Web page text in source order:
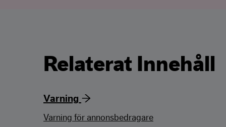
Relaterat Innehåll
Varning
Varning för annonsbedragare